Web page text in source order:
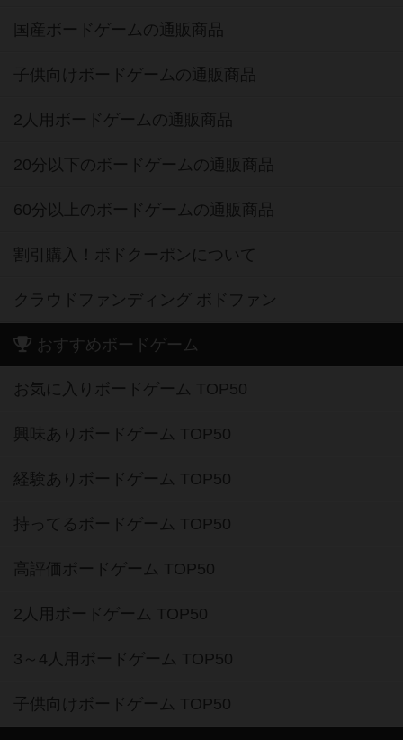
国産ボードゲームの通販商品
子供向けボードゲームの通販商品
2人用ボードゲームの通販商品
20分以下のボードゲームの通販商品
60分以上のボードゲームの通販商品
割引購入！ボドクーポンについて
クラウドファンディング ボドファン
おすすめボードゲーム
お気に入りボードゲーム TOP50
興味ありボードゲーム TOP50
経験ありボードゲーム TOP50
持ってるボードゲーム TOP50
高評価ボードゲーム TOP50
2人用ボードゲーム TOP50
3～4人用ボードゲーム TOP50
子供向けボードゲーム TOP50